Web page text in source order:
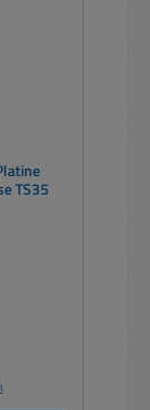
TS35